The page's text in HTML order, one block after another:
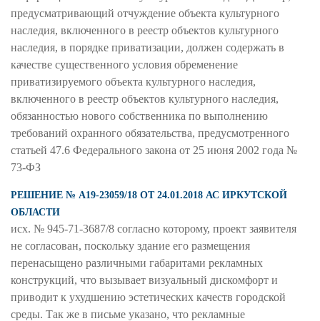
предусматривающий отчуждение объекта культурного
наследия, включенного в реестр объектов культурного
наследия, в порядке приватизации, должен содержать в
качестве существенного условия обременение
приватизируемого объекта культурного наследия,
включенного в реестр объектов культурного наследия,
обязанностью нового собственника по выполнению
требований охранного обязательства, предусмотренного
статьей 47.6 Федерального закона от 25 июня 2002 года №
73-ФЗ
РЕШЕНИЕ № А19-23059/18 ОТ 24.01.2018 АС ИРКУТСКОЙ
ОБЛАСТИ
исх. № 945-71-3687/8 согласно которому, проект заявителя
не согласован, поскольку здание его размещения
перенасыщено различными габаритами рекламных
конструкций, что вызывает визуальный дискомфорт и
приводит к ухудшению эстетических качеств городской
среды. Так же в письме указано, что рекламные